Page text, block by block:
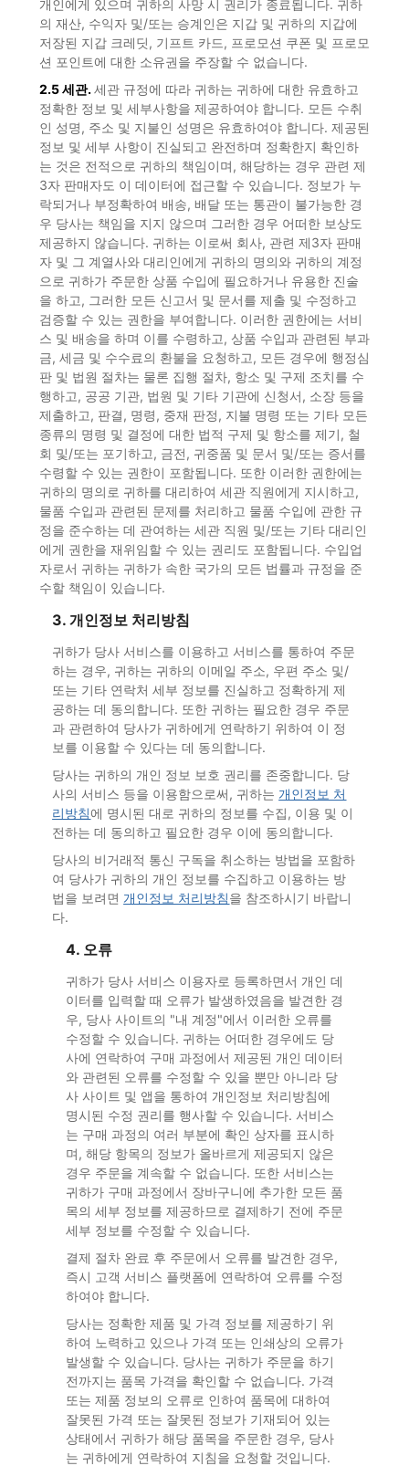
개인에게 있으며 귀하의 사망 시 권리가 종료됩니다. 귀하
의 재산, 수익자 및/또는 승계인은 지갑 및 귀하의 지갑에
저장된 지갑 크레딧, 기프트 카드, 프로모션 쿠폰 및 프로모
션 포인트에 대한 소유권을 주장할 수 없습니다.
2.5 세관.세관 규정에 따라 귀하는 귀하에 대한 유효하고
정확한 정보 및 세부사항을 제공하여야 합니다. 모든 수취
인 성명, 주소 및 지불인 성명은 유효하여야 합니다. 제공된
정보 및 세부 사항이 진실되고 완전하며 정확한지 확인하
는 것은 전적으로 귀하의 책임이며, 해당하는 경우 관련 제
3자 판매자도 이 데이터에 접근할 수 있습니다. 정보가 누
락되거나 부정확하여 배송, 배달 또는 통관이 불가능한 경
우 당사는 책임을 지지 않으며 그러한 경우 어떠한 보상도
제공하지 않습니다. 귀하는 이로써 회사, 관련 제3자 판매
자 및 그 계열사와 대리인에게 귀하의 명의와 귀하의 계정
으로 귀하가 주문한 상품 수입에 필요하거나 유용한 진술
을 하고, 그러한 모든 신고서 및 문서를 제출 및 수정하고
검증할 수 있는 권한을 부여합니다. 이러한 권한에는 서비
스 및 배송을 하며 이를 수령하고, 상품 수입과 관련된 부과
금, 세금 및 수수료의 환불을 요청하고, 모든 경우에 행정심
판 및 법원 절차는 물론 집행 절차, 항소 및 구제 조치를 수
행하고, 공공 기관, 법원 및 기타 기관에 신청서, 소장 등을
제출하고, 판결, 명령, 중재 판정, 지불 명령 또는 기타 모든
종류의 명령 및 결정에 대한 법적 구제 및 항소를 제기, 철
회 및/또는 포기하고, 금전, 귀중품 및 문서 및/또는 증서를
수령할 수 있는 권한이 포함됩니다. 또한 이러한 권한에는
귀하의 명의로 귀하를 대리하여 세관 직원에게 지시하고,
물품 수입과 관련된 문제를 처리하고 물품 수입에 관한 규
정을 준수하는 데 관여하는 세관 직원 및/또는 기타 대리인
에게 권한을 재위임할 수 있는 권리도 포함됩니다. 수입업
자로서 귀하는 귀하가 속한 국가의 모든 법률과 규정을 준
수할 책임이 있습니다.
3. 개인정보 처리방침
귀하가 당사 서비스를 이용하고 서비스를 통하여 주문
하는 경우, 귀하는 귀하의 이메일 주소, 우편 주소 및/
또는 기타 연락처 세부 정보를 진실하고 정확하게 제
공하는 데 동의합니다. 또한 귀하는 필요한 경우 주문
과 관련하여 당사가 귀하에게 연락하기 위하여 이 정
보를 이용할 수 있다는 데 동의합니다.
당사는 귀하의 개인 정보 보호 권리를 존중합니다. 당
사의 서비스 등을 이용함으로써, 귀하는 개인정보 처
리방침에 명시된 대로 귀하의 정보를 수집, 이용 및 이
전하는 데 동의하고 필요한 경우 이에 동의합니다.
당사의 비거래적 통신 구독을 취소하는 방법을 포함하
여 당사가 귀하의 개인 정보를 수집하고 이용하는 방
법을 보려면 개인정보 처리방침을 참조하시기 바랍니
다.
4. 오류
귀하가 당사 서비스 이용자로 등록하면서 개인 데
이터를 입력할 때 오류가 발생하였음을 발견한 경
우, 당사 사이트의 "내 계정"에서 이러한 오류를
수정할 수 있습니다. 귀하는 어떠한 경우에도 당
사에 연락하여 구매 과정에서 제공된 개인 데이터
와 관련된 오류를 수정할 수 있을 뿐만 아니라 당
사 사이트 및 앱을 통하여 개인정보 처리방침에
명시된 수정 권리를 행사할 수 있습니다. 서비스
는 구매 과정의 여러 부분에 확인 상자를 표시하
며, 해당 항목의 정보가 올바르게 제공되지 않은
경우 주문을 계속할 수 없습니다. 또한 서비스는
귀하가 구매 과정에서 장바구니에 추가한 모든 품
목의 세부 정보를 제공하므로 결제하기 전에 주문
세부 정보를 수정할 수 있습니다.
결제 절차 완료 후 주문에서 오류를 발견한 경우,
즉시 고객 서비스 플랫폼에 연락하여 오류를 수정
하여야 합니다.
당사는 정확한 제품 및 가격 정보를 제공하기 위
하여 노력하고 있으나 가격 또는 인쇄상의 오류가
발생할 수 있습니다. 당사는 귀하가 주문을 하기
전까지는 품목 가격을 확인할 수 없습니다. 가격
또는 제품 정보의 오류로 인하여 품목에 대하여
잘못된 가격 또는 잘못된 정보가 기재되어 있는
상태에서 귀하가 해당 품목을 주문한 경우, 당사
는 귀하에게 연락하여 지침을 요청할 것입니다.